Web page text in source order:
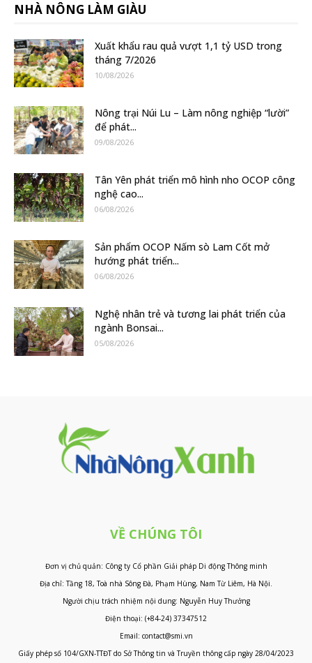
NHÀ NÔNG LÀM GIÀU
Xuất khẩu rau quả vượt 1,1 tỷ USD trong
tháng 7/2026
10/08/2026
Nông trại Núi Lu – Làm nông nghiệp “lười”
để phát...
09/08/2026
Tân Yên phát triển mô hình nho OCOP công
nghệ cao...
06/08/2026
Sản phẩm OCOP Nấm sò Lam Cốt mở
hướng phát triển...
06/08/2026
Nghệ nhân trẻ và tương lai phát triển của
ngành Bonsai...
05/08/2026
VỀ CHÚNG TÔI
Đơn vị chủ quản: Công ty Cổ phần Giải pháp Di động Thông minh
Địa chỉ: Tầng 18, Toà nhà Sông Đà, Phạm Hùng, Nam Từ Liêm, Hà Nội.
Người chịu trách nhiệm nội dung: Nguyễn Huy Thưởng
Điện thoại: (+84-24) 37347512
Email: contact@smi.vn
Giấy phép số 104/GXN-TTĐT do Sở Thông tin và Truyền thông cấp ngày 28/04/2023